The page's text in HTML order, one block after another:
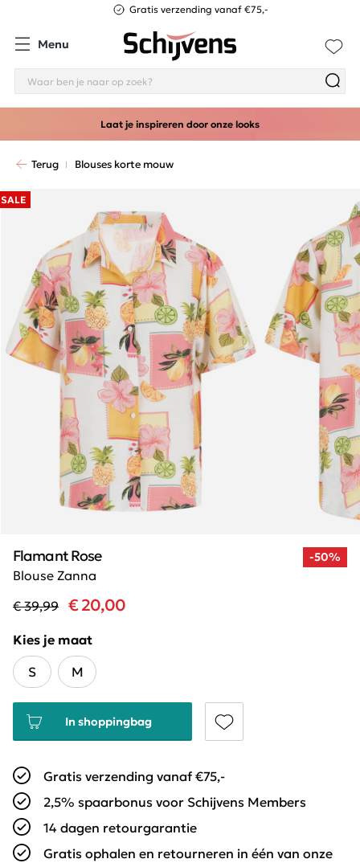
Gratis verzending vanaf €75,-
Menu
Laat je inspireren door onze looks
Terug Blouses korte mouw
SALE
-50%
Blouse Zanna
Flamant Rose
€ 39,99 € 20,00
Kies je maat
S
M
In shoppingbag
Gratis verzending vanaf €75,-
2,5% spaarbonus voor Schijvens Members
14 dagen retourgarantie
Gratis ophalen en retourneren in één van onze